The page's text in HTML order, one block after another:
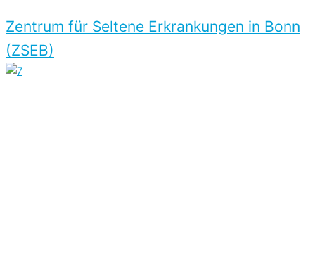
Zentrum für Seltene Erkrankungen in Bonn
(ZSEB)